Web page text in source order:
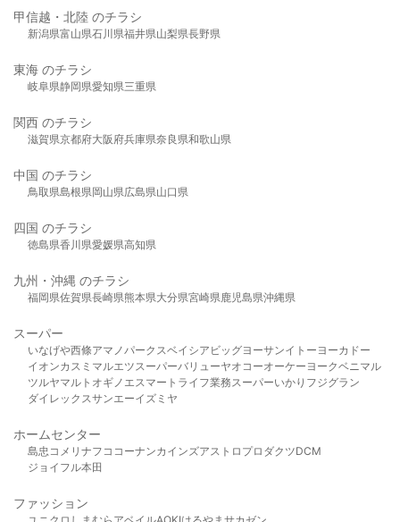
甲信越・北陸 のチラシ
新潟県富山県石川県福井県山梨県長野県
東海 のチラシ
岐阜県静岡県愛知県三重県
関西 のチラシ
滋賀県京都府大阪府兵庫県奈良県和歌山県
中国 のチラシ
鳥取県島根県岡山県広島県山口県
四国 のチラシ
徳島県香川県愛媛県高知県
九州・沖縄 のチラシ
福岡県佐賀県長崎県熊本県大分県宮崎県鹿児島県沖縄県
スーパー
いなげや西條アマノパークスベイシア ビッグヨーサンイトーヨーカドー
イオンカスミ マルエツスーパーバリューヤオコーオーケー ヨークベニマル
ツルヤマルト オギノ エスマート ライフ業務スーパーいかり フジグラン
ダイレックスサンエーイズミヤ
ホームセンター
島忠 コメリ ナフコ コーナンカインズアストロプロダクツDCM
ジョイフル本田
ファッション